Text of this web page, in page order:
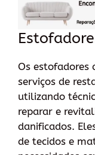
Os estofadores
serviços de
utilizando
reparar e
danificados.
de tecidos e